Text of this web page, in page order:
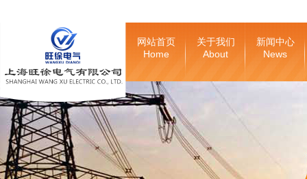
网站首页
Home
关于我们
About
新闻中心
News